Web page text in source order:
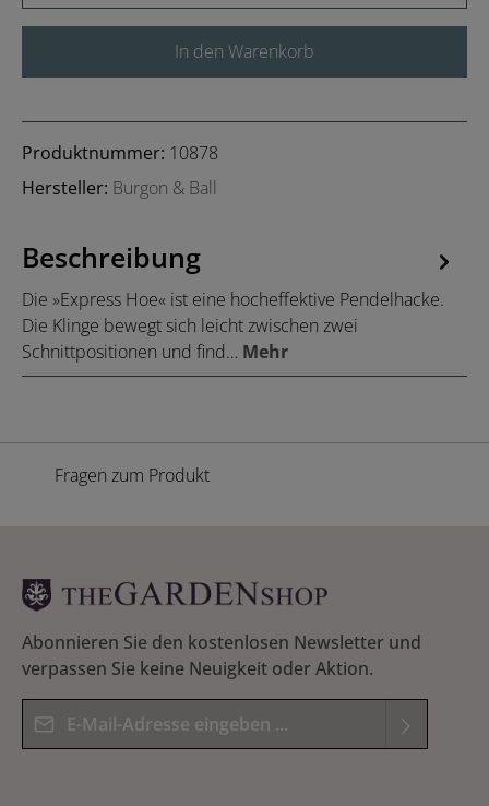
In den Warenkorb
Produktnummer: 10878
Hersteller: Burgon & Ball
Beschreibung
Die »Express Hoe« ist eine hocheffektive Pendelhacke.
Die Klinge bewegt sich leicht zwischen zwei
Schnittpositionen und find… Mehr
Fragen zum Produkt
Abonnieren Sie den kostenlosen Newsletter und
verpassen Sie keine Neuigkeit oder Aktion.
E-Mail-Adresse*